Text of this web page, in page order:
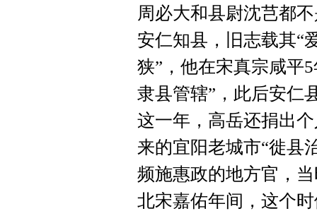
周必大和县尉沈芑都
安仁知县，旧志载其“
狭”，他在宋真宗咸平
隶县管辖”，此后安仁
这一年，高岳还捐出
来的宜阳老城市“徙县
频施惠政的地方官，
北宋嘉佑年间，这个